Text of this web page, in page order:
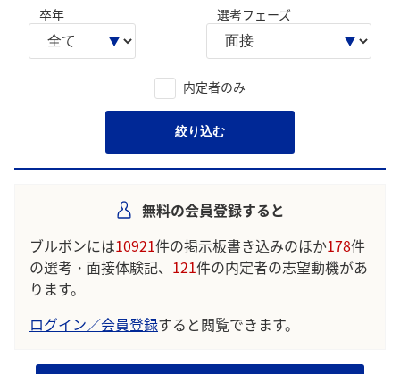
卒年
選考フェーズ
内定者のみ
絞り込む
無料の会員登録すると
ブルボンには10921件の掲示板書き込みのほか178件
の選考・面接体験記、 121件の内定者の志望動機があ
ります。
ログイン／会員登録すると閲覧できます。